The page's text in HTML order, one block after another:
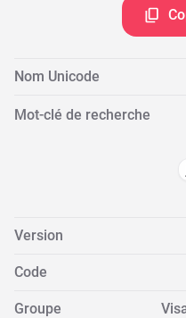
Nom Unicode
Mot-clé de recherche
Version
Code
Groupe